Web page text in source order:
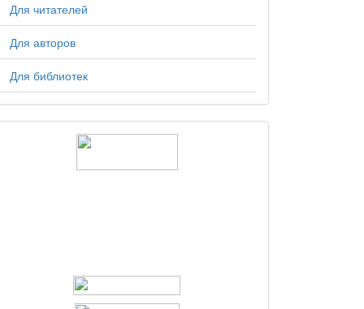
Для читателей
Для авторов
Для библиотек